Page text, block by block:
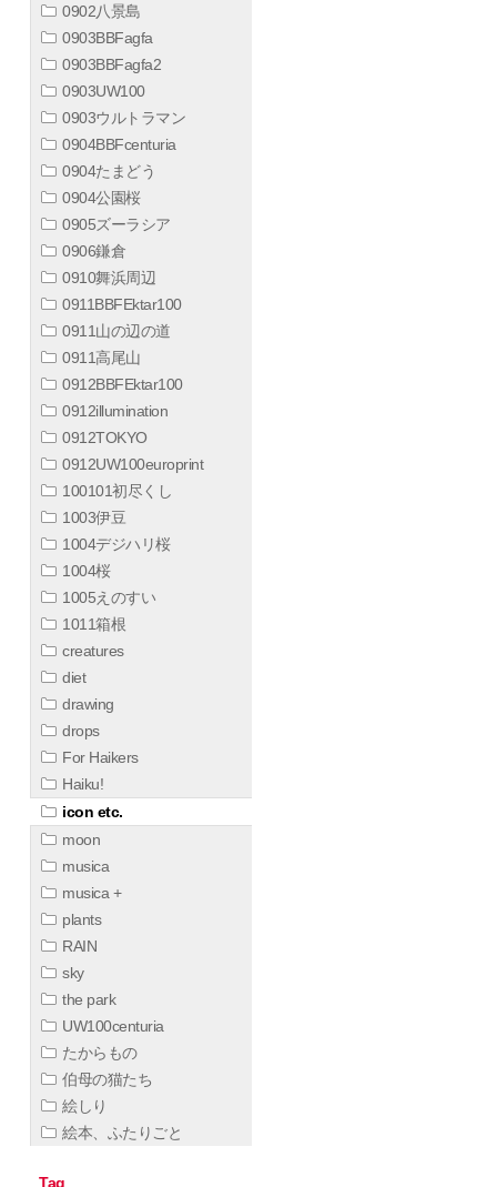
0902八景島
0903BBFagfa
0903BBFagfa2
0903UW100
0903ウルトラマン
0904BBFcenturia
0904たまどう
0904公園桜
0905ズーラシア
0906鎌倉
0910舞浜周辺
0911BBFEktar100
0911山の辺の道
0911高尾山
0912BBFEktar100
0912illumination
0912TOKYO
0912UW100europrint
100101初尽くし
1003伊豆
1004デジハリ桜
1004桜
1005えのすい
1011箱根
creatures
diet
drawing
drops
For Haikers
Haiku!
icon etc.
moon
musica
musica +
plants
RAIN
sky
the park
UW100centuria
たからもの
伯母の猫たち
絵しり
絵本、ふたりごと
Tag